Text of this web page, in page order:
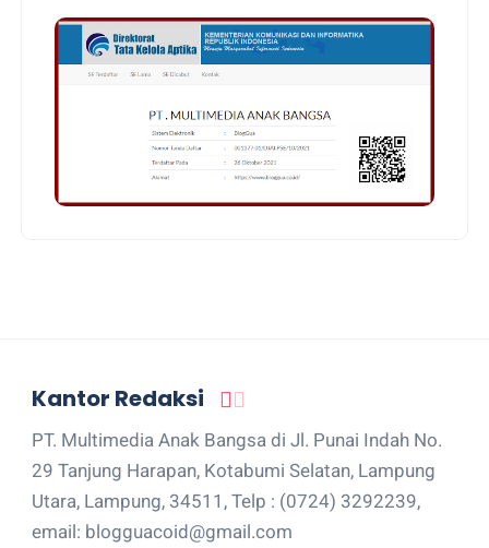
Kantor Redaksi
PT. Multimedia Anak Bangsa di Jl. Punai Indah No.
29 Tanjung Harapan, Kotabumi Selatan, Lampung
Utara, Lampung, 34511, Telp : (0724) 3292239,
email: blogguacoid@gmail.com